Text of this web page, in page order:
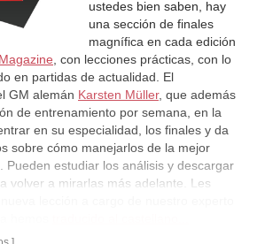
ustedes bien saben, hay
una sección de finales
magnífica en cada edición
, con lecciones prácticas, con lo
en partidas de actualidad. El
GM alemán Karsten Müller, que además
de entrenamiento por semana, en la
en su especialidad, los finales y da
sobre cómo manejarlos de la mejor
Pueden estudiar los análisis y descargar
volver a mirarlas más adelante. Les